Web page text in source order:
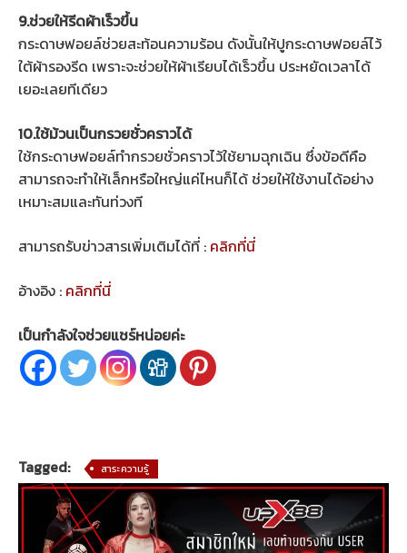
9.ช่วยให้รีดผ้าเร็วขึ้น
กระดาษฟอยล์ช่วยสะท้อนความร้อน ดังนั้นให้ปูกระดาษฟอยล์ไว้
ใต้ผ้ารองรีด เพราะจะช่วยให้ผ้าเรียบได้เร็วขึ้น ประหยัดเวลาได้
เยอะเลยทีเดียว
10.ใช้ม้วนเป็นกรวยชั่วคราวได้
ใช้กระดาษฟอยล์ทำกรวยชั่วคราวไว้ใช้ยามฉุกเฉิน ซึ่งข้อดีคือ
สามารถจะทำให้เล็กหรือใหญ่แค่ไหนก็ได้ ช่วยให้ใช้งานได้อย่าง
เหมาะสมและทันท่วงที
สามารถรับข่าวสารเพิ่มเติมได้ที่ : คลิกที่นี่
อ้างอิง : คลิกที่นี่
เป็นกำลังใจช่วยแชร์หน่อยค่ะ
Tagged: สาระความรู้